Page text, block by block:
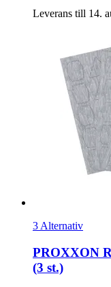
Leverans till 14.
3 Alternativ
PROXXON
(3 st.)